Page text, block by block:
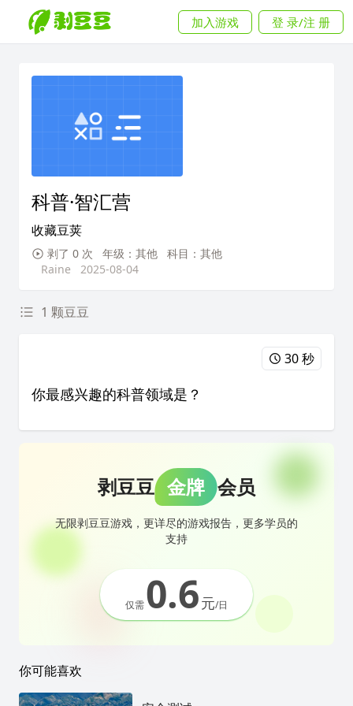
加入游戏 登 录/注 册
科普·智汇营
收藏豆荚
剥了 0 次 年级：其他
科目：其他
Raine
2025-08-04
1 颗豆豆
30 秒
你最感兴趣的科普领域是？
剥豆豆 金牌 会员
无限剥豆豆游戏，更详尽的游戏报告，更多学员的
支持
仅需0.6元/日
你可能喜欢